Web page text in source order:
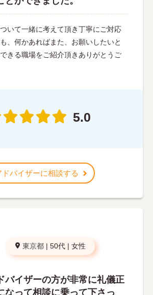
いて一緒に考えて頂き丁寧にご対応
、何かあればまた、お願いしたいと
きる職場をご紹介頂きありがとうご
5.0
ドバイザーに相談する
東京都 | 50代 | 女性
バイザーの方が非常に礼儀正
なって相談に乗って下さっ